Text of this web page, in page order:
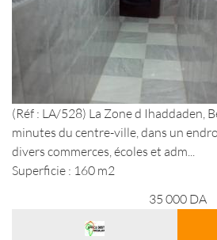
(Réf : LA/528) La Zone d Ihaddaden,
minutes du centre-ville, dans un
divers commerces, écoles et adm...
Superficie : 160 m2
35 000 DA